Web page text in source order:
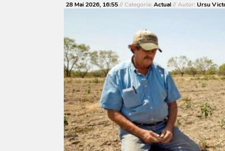
28 Mai 2026, 16:55// Categoria: Actual// Autor: Ursu